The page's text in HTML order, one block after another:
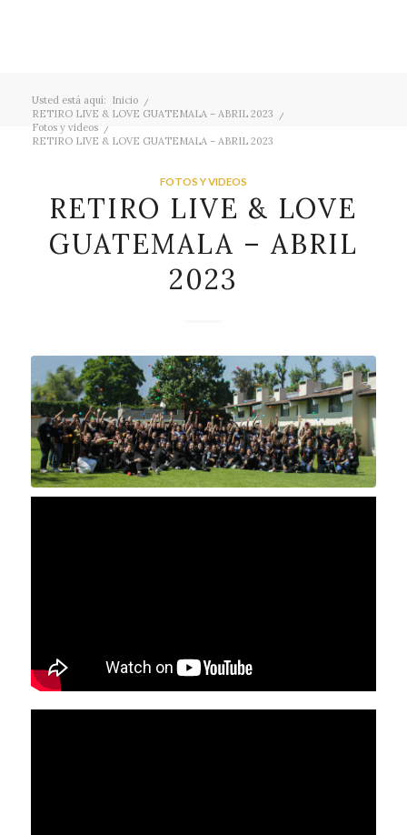
Usted está aquí: Inicio
/
RETIRO LIVE & LOVE GUATEMALA – ABRIL 2023
/
Fotos y videos
/
RETIRO LIVE & LOVE GUATEMALA – ABRIL 2023
FOTOS Y VIDEOS
RETIRO LIVE & LOVE
GUATEMALA – ABRIL
2023